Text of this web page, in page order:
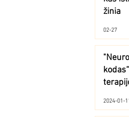
žinia
02-27
2024-01-